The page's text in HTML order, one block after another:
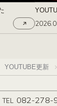
YOUTUBE更新
TEL 082-278-